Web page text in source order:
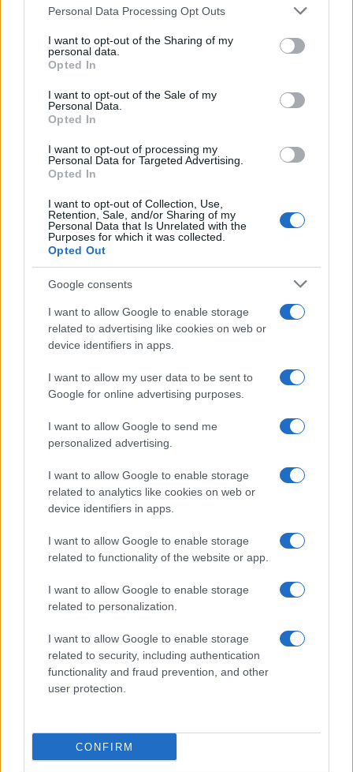
Please note that this website/app uses one or more Google
not limited to your visit or usage behaviour. You may click to
grant or deny consent to Google and its third-party tags to
use your data for below specified purposes in below Google
consent section.
Personal Data Processing Opt Outs
I want to opt-out of the Sharing of my
personal data.
Opted In
I want to opt-out of the Sale of my
Personal Data.
Opted In
I want to opt-out of processing my
Personal Data for Targeted Advertising.
Opted In
I want to opt-out of Collection, Use,
Retention, Sale, and/or Sharing of my
Personal Data that Is Unrelated with the
Purposes for which it was collected.
Opted Out
Google consents
I want to allow Google to enable storage
related to advertising like cookies on web or
device identifiers in apps.
I want to allow my user data to be sent to
Google for online advertising purposes.
I want to allow Google to send me
personalized advertising.
I want to allow Google to enable storage
related to analytics like cookies on web or
device identifiers in apps.
I want to allow Google to enable storage
related to functionality of the website or app.
I want to allow Google to enable storage
related to personalization.
I want to allow Google to enable storage
related to security, including authentication
functionality and fraud prevention, and other
user protection.
CONFIRM
Ricevi le nostre ultime news
da
Condividi l'articolo
F
a
ce
b
o
o
k
T
w
it
te
r
Pi
te
re
W
at
s
p
S
a
re
Articolo precedente
Prossimo articolo
NOTIZIE RECENTI
Sangue, musica e solidarietà con Avis Olbia al
Meteo Olbia 9 agosto, temperature in calo
Salmo finisce in ospedale a Catania, ma il tour
va avanti: “Sicilia, ci sono”
Jovanotti, Gabry Ponte e Alfa: Olbia ombelico del
mondo per una notte
Giorgia Meloni a La Maddalena, la vicesindaco:
“Orgoglio e discrezione per visita privata̶…
Incendio nella notte a Olbia, a fuoco due furgoni
A fuoco un deposito con bombole, intervento dei
vigili del fuoco a Rudalza